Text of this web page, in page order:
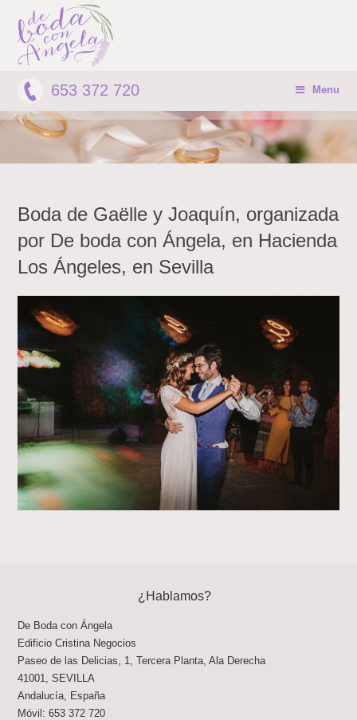
653 372 720 Menu
Boda de Gaëlle y Joaquín, organizada
por De boda con Ángela, en Hacienda
Los Ángeles, en Sevilla
¿Hablamos?
De Boda con Ángela
Edificio Cristina Negocios
Paseo de las Delicias, 1, Tercera Planta, Ala Derecha
41001
,SEVILLA
Andalucía España
Móvil:653 372 720